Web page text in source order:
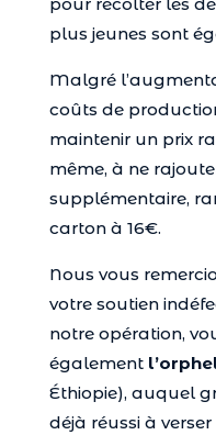
plus jeunes sont
Malgré
coûts de
maintenir un prix
même, à ne
supplémentaire,
carton à 16€.
Nous vous
votre soutien
notre opération,
également
Éthiopie), auquel
déjà réussi à verser